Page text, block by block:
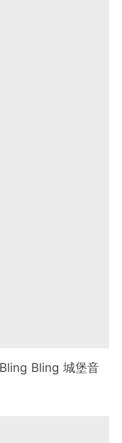
Bling 城堡音